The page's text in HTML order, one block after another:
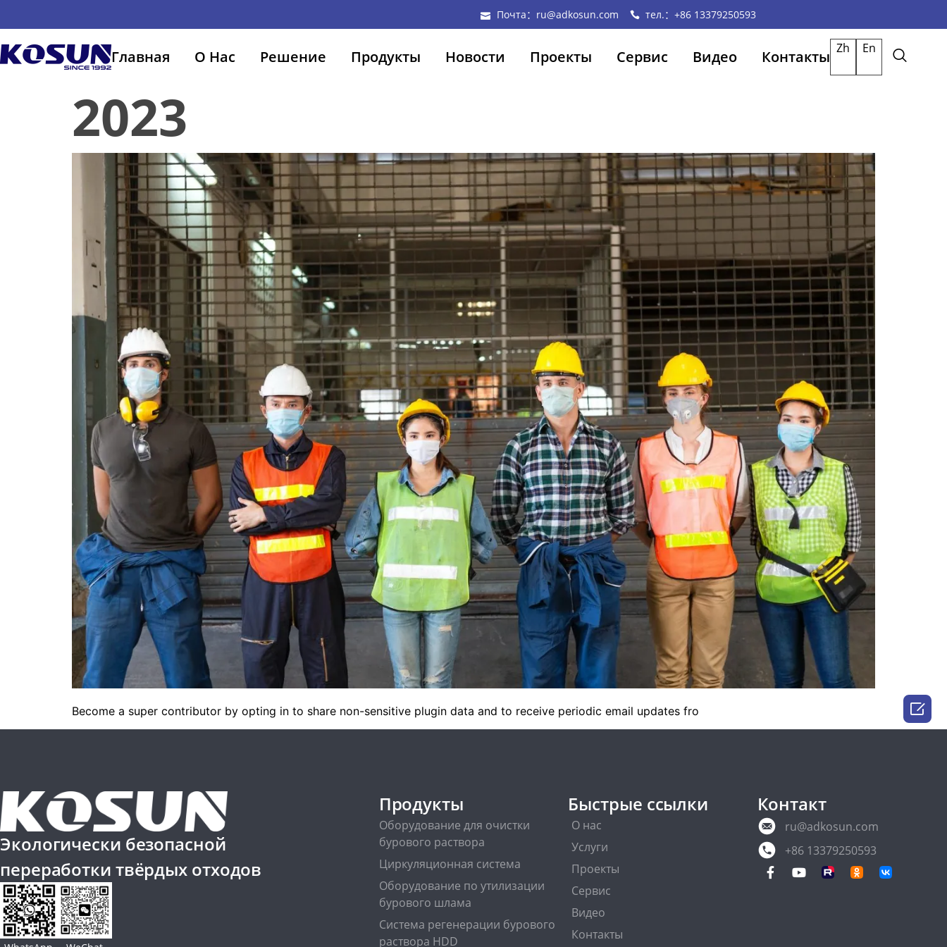
Почта：ru@adkosun.com тел.：+86 13379250593
Главная О Нас Решение Продукты Новости Проекты Сервис Видео Контакты Zh En
2023
Become a super contributor by opting in to share non-sensitive plugin data and to receive periodic email updates fro
Экологически безопасной
переработки твёрдых отходов
Продукты
Оборудование для очистки
бурового раствора
Циркуляционная система
Оборудование по утилизации
бурового шлама
Система регенерации бурового
раствора HDD
Быстрые ссылки
О нас
Услуги
Проекты
Сервис
Видео
Контакты
Контакт
ru@adkosun.com
+86 13379250593
